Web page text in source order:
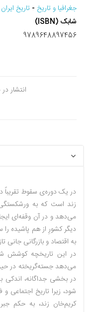
جغرافيا و تاريخ - تاریخ ایران
شابک (ISBN)
9789648897456
انتشار
در یک دوره‌ى سقوط
زند است که به ورشکستگى
مى‌دهد و در آن وقفه‌اى
دیگر کشورِ از هم پاشیده را
به اقتصاد و بازرگانى جانى
در این تاریخچه کوشش
مى‌دهد جسته‌گریخته در
در بخشى جداگانه، اندکى
شود، زیرا تاریخ اجتماعى
کریم‌خان زند، به حکم